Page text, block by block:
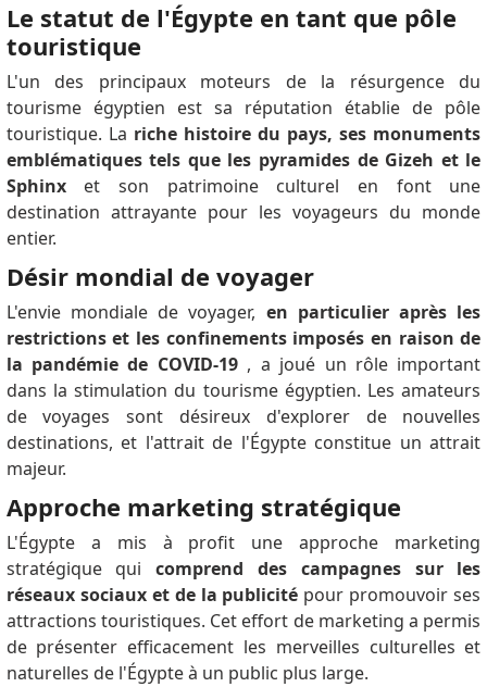
Le statut de l'Égypte en tant que pôle
touristique
L'un des principaux moteurs de la résurgence du
tourisme égyptien est sa réputation établie de pôle
touristique. La riche histoire du pays, ses monuments
emblématiques tels que les pyramides de Gizeh et le
Sphinxet son patrimoine culturel en font une
destination attrayante pour les voyageurs du monde
entier.
Désir mondial de voyager
L'envie mondiale de voyager, en particulier après les
restrictions et les confinements imposés en raison de
la pandémie de COVID-19, a joué un rôle important
dans la stimulation du tourisme égyptien. Les amateurs
de voyages sont désireux d'explorer de nouvelles
destinations, et l'attrait de l'Égypte constitue un attrait
majeur.
Approche marketing stratégique
L'Égypte a mis à profit une approche marketing
stratégique quicomprend des campagnes sur les
réseaux sociaux et de la publicité pour promouvoir ses
attractions touristiques. Cet effort de marketing a permis
de présenter efficacement les merveilles culturelles et
naturelles de l'Égypte à un public plus large.